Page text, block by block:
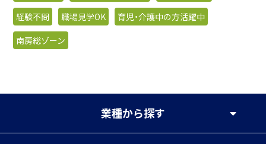
経験不問
職場見学OK
育児・介護中の方活躍中
南房総ゾーン
業種から探す